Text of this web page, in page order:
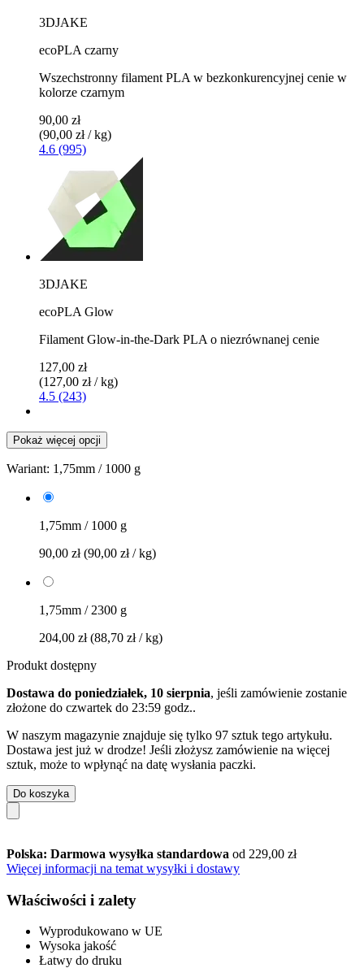
3DJAKE
ecoPLA czarny
Wszechstronny filament PLA w bezkonkurencyjnej cenie w
kolorze czarnym
90,00 zł
(90,00 zł / kg)
4.6 (995)
3DJAKE
ecoPLA Glow
Filament Glow-in-the-Dark PLA o niezrównanej cenie
127,00 zł
(127,00 zł / kg)
4.5 (243)
Pokaż więcej opcji
Wariant: 1,75mm / 1000 g
1,75mm / 1000 g
90,00 zł(90,00 zł / kg)
1,75mm / 2300 g
204,00 zł(88,70 zł / kg)
Produkt dostępny
Dostawa do poniedziałek, 10 sierpnia, jeśli zamówienie zostanie
złożone do czwartek do 23:59 godz..
W naszym magazynie znajduje się tylko 97 sztuk tego artykułu.
Dostawa jest już w drodze! Jeśli złożysz zamówienie na więcej
sztuk, może to wpłynąć na datę wysłania paczki.
Do koszyka
Polska: Darmowa wysyłka standardowa od 229,00 zł
Więcej informacji na temat wysyłki i dostawy
Właściwości i zalety
Wyprodukowano w UE
Wysoka jakość
Łatwy do druku